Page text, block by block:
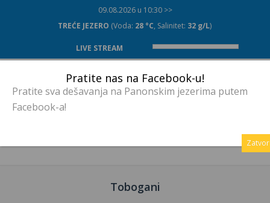
09.08.2026 u 10:30 >>
TREĆE JEZERO (Voda: 28 °C, Salinitet: 32 g/L)
LIVE STREAM
Tobogani
Pratite nas na Facebook-u!
Pratite sva dešavanja na Panonskim jezerima putem
Facebook-a!